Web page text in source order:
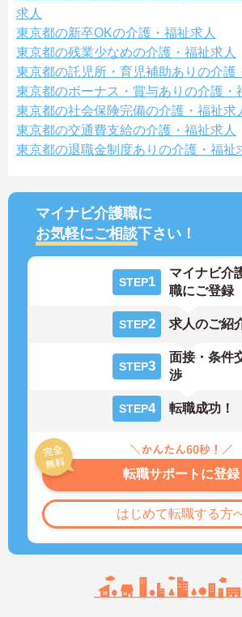
求人
東京都の新卒OKの介護・福祉求人
東京都の残業少なめの介護・福祉求人
東京都の託児所・育児補助ありの介護
東京都のボーナス・賞与ありの介護・
東京都の社会保険完備の介護・福祉求
東京都の交通費支給の介護・福祉求人
東京都の退職金制度ありの介護・福祉
マイナビ介護職に
お気軽にご相談下さい！
STEP1
マイナビ介
職にご登録
STEP2 求人のご紹
STEP3
面接・条件
渉
STEP4 転職成功！
転職サポートに登録
はじめて転職する方